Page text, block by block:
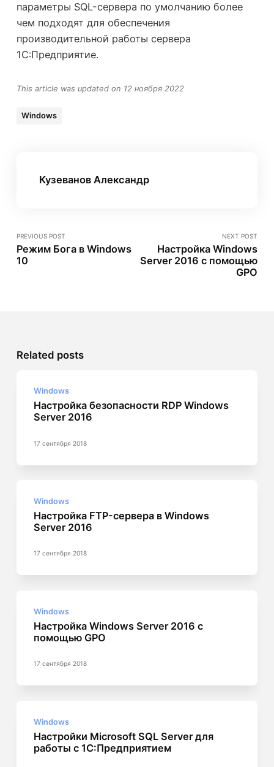
параметры SQL-сервера по умолчанию более
чем подходят для обеспечения
производительной работы сервера
1С:Предприятие.
This article was updated on 12 ноября 2022
Windows
Кузеванов Александр
PREVIOUS POST
Режим Бога в Windows
10
NEXT POST
Настройка Windows
Server 2016 с помощью
GPO
Related posts
Windows
Настройка безопасности RDP Windows
Server 2016
17 сентября 2018
Windows
Настройка FTP-сервера в Windows
Server 2016
17 сентября 2018
Windows
Настройка Windows Server 2016 с
помощью GPO
17 сентября 2018
Windows
Настройки Microsoft SQL Server для
работы с 1С:Предприятием